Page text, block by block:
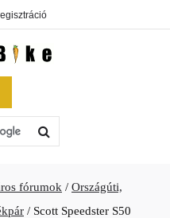
fórumok / Országúti,
/ Scott Speedster S50